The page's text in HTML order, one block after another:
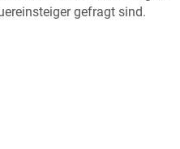
gefragt sind.